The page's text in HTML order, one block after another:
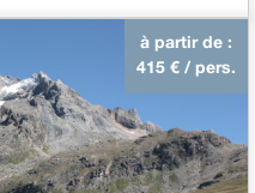
à partir de :
415 € / pers.